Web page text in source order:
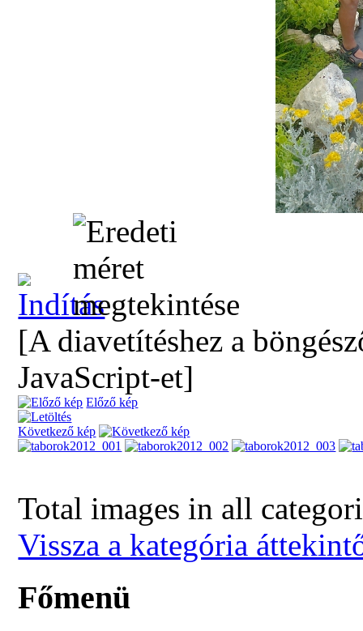
[A diavetítéshez a
JavaScript-et]
Előző kép
Következő kép
Total images in all
Vissza a kategória
Főmenü